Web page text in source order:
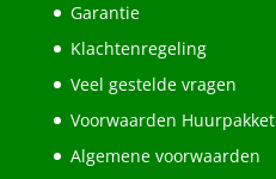
Garantie
Klachtenregeling
Veel gestelde vragen
Voorwaarden Huurpakket
Algemene voorwaarden